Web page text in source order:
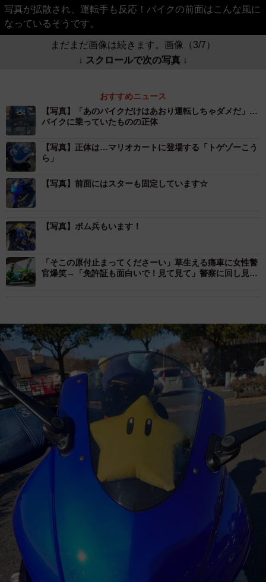
写真が拡散され、運転手も反応！バイクの前面はこんな風に
なっているそうです。
まだまだ画像は続きます。画像（3/7）
↓ スクロールで次の写真 ↓
おすすめニュース
【写真】「あのバイクだけはあおり運転しちゃダメだ」…
バイクに乗っていたものの正体
【写真】正体は…マリオカートに登場する「トゲゾーこう
ら」
【写真】前面にはスターも固定しています☆
【写真】ボム兵もいます！
「そこの原付止まってくださーい」草生える痛車に女性警
官爆笑→「免許証も面白いで！見て見て」警察に回し見さ